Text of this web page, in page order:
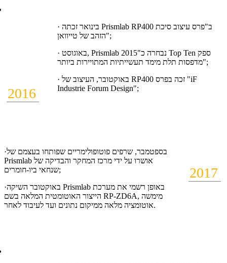
2016
· בינואר זכתה Prismlab RP400 ב"פרס עיצוב סיכת
הזהב של טייוואן";
· באוגוסט, Prismlab נבחרה כ"2015 Top Ten ספק
מדפסות תלת מימד תעשייתיות המתויירות ביותר";
· באוקטובר, העיצוב של RP400 זכה בפרס "iF
Industrie Forum Design";
2017
·בספטמבר, שרפים פוטופולימריים שפותחו בעצמם של
Prismlab אושרו על ידי מרכז המחקר והבדיקה של
שנחאי ביו-חומרים;
·באוקטובר השיקה Prismlab באופן רשמי את מערכת
הייצור האוטומטית המלאה בשם RP-ZD6A, מימשה
אוטומציה מלאה ממיקום נתונים ועד לעיבוד לאחר.